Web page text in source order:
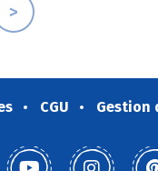
>
CGU Gestion